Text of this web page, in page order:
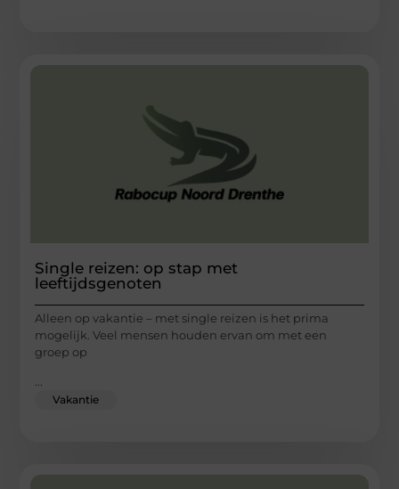
Single reizen: op stap met
leeftijdsgenoten
Alleen op vakantie – met single reizen is het prima
mogelijk. Veel mensen houden ervan om met een
groep op
Vakantie